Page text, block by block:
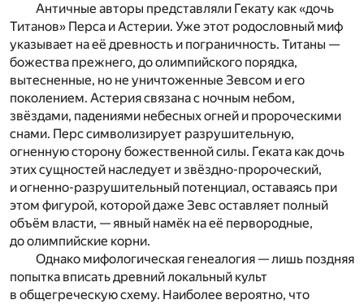
Античные авторы представляли Гекату как «дочь
Титанов» Перса и Астерии. Уже этот родословный миф
указывает на её древность и пограничность. Титаны —
божества прежнего, до олимпийского порядка,
вытесненные, но не уничтоженные Зевсом и его
поколением. Астерия связана с ночным небом,
звёздами, падениями небесных огней и пророческими
снами. Перс символизирует разрушительную,
огненную сторону божественной силы. Геката как дочь
этих сущностей наследует и звёздно-пророческий,
и огненно-разрушительный потенциал, оставаясь при
этом фигурой, которой даже Зевс оставляет полный
объём власти, — явный намёк на её первородные,
до олимпийские корни.
Однако мифологическая генеалогия — лишь поздняя
попытка вписать древний локальный культ
в общегреческую схему. Наиболее вероятно, что